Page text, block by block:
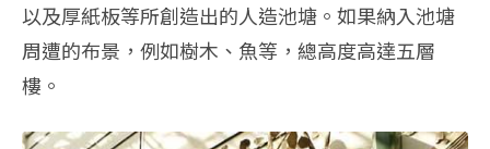
以及厚紙板等所創造出的人造池塘。如果納入池塘
周遭的布景，例如樹木、魚等，總高度高達五層
樓。